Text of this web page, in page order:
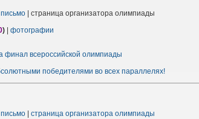
| страница организатора олимпиады
)
фотографии
финал всероссийской олимпиады
победителями во всех параллелях!
страница организатора олимпиады